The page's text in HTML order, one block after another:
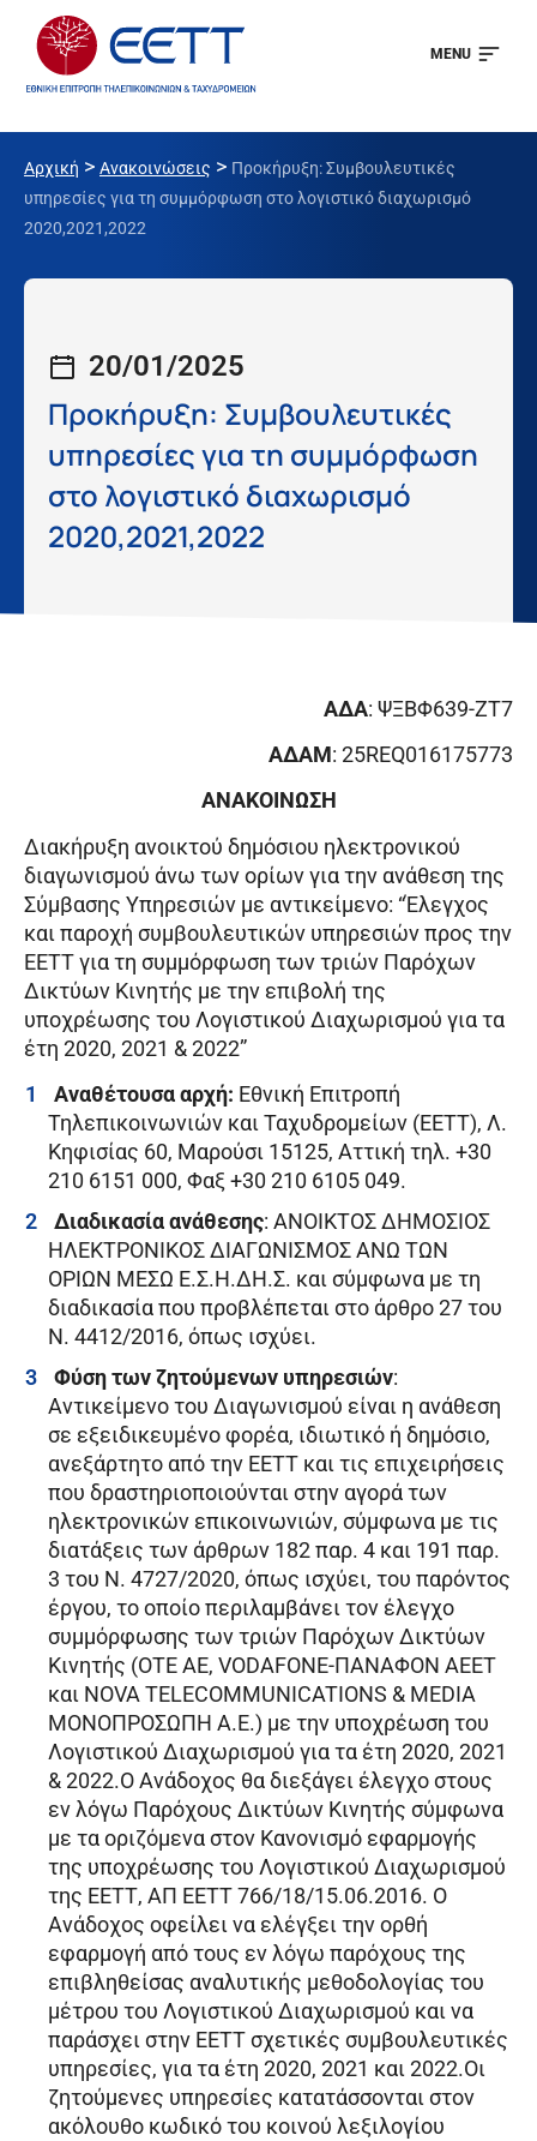
MENU
Αρχική > Ανακοινώσεις > Προκήρυξη: Συμβουλευτικές
υπηρεσίες για τη συμμόρφωση στο λογιστικό διαχωρισμό
2020,2021,2022
20/01/2025
Προκήρυξη: Συμβουλευτικές
υπηρεσίες για τη συμμόρφωση
στο λογιστικό διαχωρισμό
2020,2021,2022
ΑΔΑ: ΨΞΒΦ639-ΖΤ7
ΑΔΑΜ: 25REQ016175773
ΑΝΑΚΟΙΝΩΣΗ
Διακήρυξη ανοικτού δημόσιου ηλεκτρονικού
διαγωνισμού άνω των ορίων για την ανάθεση της
Σύμβασης Υπηρεσιών με αντικείμενο: “Έλεγχος
και παροχή συμβουλευτικών υπηρεσιών προς την
ΕΕΤΤ για τη συμμόρφωση των τριών Παρόχων
Δικτύων Κινητής με την επιβολή της
υποχρέωσης του Λογιστικού Διαχωρισμού για τα
έτη 2020, 2021 & 2022”
Αναθέτουσα αρχή: Εθνική Επιτροπή
Τηλεπικοινωνιών και Ταχυδρομείων (ΕΕΤΤ), Λ.
Κηφισίας 60, Μαρούσι 15125, Αττική τηλ. +30
210 6151 000, Φαξ +30 210 6105 049.
Διαδικασία ανάθεσης: ΑΝΟΙΚΤΟΣ ΔΗΜΟΣΙΟΣ
ΗΛΕΚΤΡΟΝΙΚΟΣ ΔΙΑΓΩΝΙΣΜΟΣ ΑΝΩ ΤΩΝ
ΟΡΙΩΝ ΜΕΣΩ Ε.Σ.Η.ΔΗ.Σ. και σύμφωνα με τη
διαδικασία που προβλέπεται στο άρθρο 27 του
Ν. 4412/2016, όπως ισχύει.
Φύση των ζητούμενων υπηρεσιών:
Αντικείμενο του Διαγωνισμού είναι η ανάθεση
σε εξειδικευμένο φορέα, ιδιωτικό ή δημόσιο,
ανεξάρτητο από την ΕΕΤΤ και τις επιχειρήσεις
που δραστηριοποιούνται στην αγορά των
ηλεκτρονικών επικοινωνιών, σύμφωνα με τις
διατάξεις των άρθρων 182 παρ. 4 και 191 παρ.
3 του Ν. 4727/2020, όπως ισχύει, του παρόντος
έργου, το οποίο περιλαμβάνει τον έλεγχο
συμμόρφωσης των τριών Παρόχων Δικτύων
Κινητής (ΟΤΕ ΑΕ, VODAFONE-ΠΑΝΑΦΟΝ ΑΕΕΤ
και NOVA TELECOMMUNICATIONS & MEDIA
ΜΟΝΟΠΡΟΣΩΠΗ Α.Ε.) με την υποχρέωση του
Λογιστικού Διαχωρισμού για τα έτη 2020, 2021
& 2022.Ο Ανάδοχος θα διεξάγει έλεγχο στους
εν λόγω Παρόχους Δικτύων Κινητής σύμφωνα
με τα οριζόμενα στον Κανονισμό εφαρμογής
της υποχρέωσης του Λογιστικού Διαχωρισμού
της ΕΕΤΤ, ΑΠ ΕΕΤΤ 766/18/15.06.2016. Ο
Ανάδοχος οφείλει να ελέγξει την ορθή
εφαρμογή από τους εν λόγω παρόχους της
επιβληθείσας αναλυτικής μεθοδολογίας του
μέτρου του Λογιστικού Διαχωρισμού και να
παράσχει στην ΕΕΤΤ σχετικές συμβουλευτικές
υπηρεσίες, για τα έτη 2020, 2021 και 2022.Οι
ζητούμενες υπηρεσίες κατατάσσονται στον
ακόλουθο κωδικό του κοινού λεξιλογίου